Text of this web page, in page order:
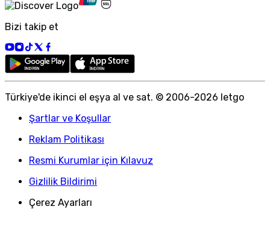
Bizi takip et
Türkiye'de ikinci el eşya al ve sat. © 2006-2026 letgo
Şartlar ve Koşullar
Reklam Politikası
Resmi Kurumlar için Kılavuz
Gizlilik Bildirimi
Çerez Ayarları